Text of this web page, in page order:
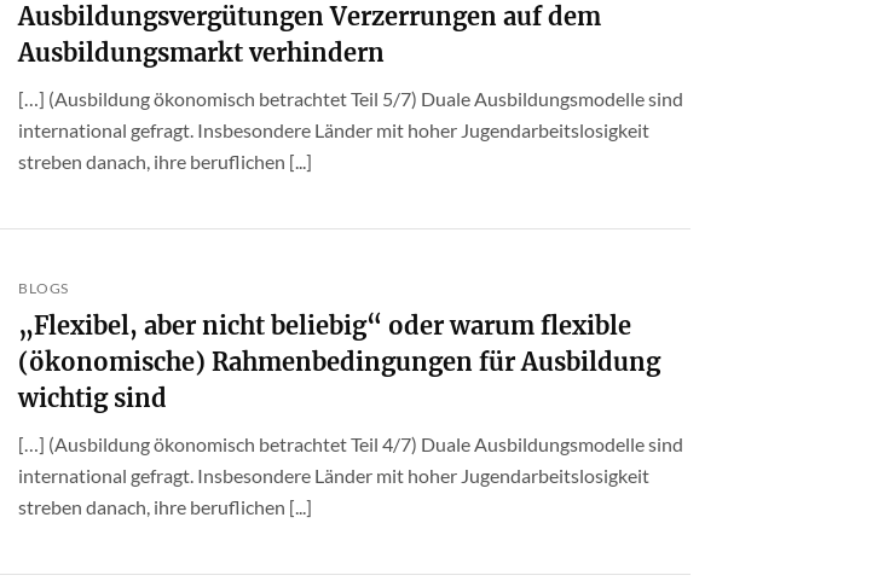
Ausbildungsvergütungen Verzerrungen auf dem
Ausbildungsmarkt verhindern
[…] (Ausbildung ökonomisch betrachtet Teil 5/7) Duale Ausbildungsmodelle sind
international gefragt. Insbesondere Länder mit hoher Jugendarbeitslosigkeit
streben danach, ihre beruflichen [...]
BLOGS
„Flexibel, aber nicht beliebig“ oder warum flexible
(ökonomische) Rahmenbedingungen für Ausbildung
wichtig sind
[…] (Ausbildung ökonomisch betrachtet Teil 4/7) Duale Ausbildungsmodelle sind
international gefragt. Insbesondere Länder mit hoher Jugendarbeitslosigkeit
streben danach, ihre beruflichen [...]